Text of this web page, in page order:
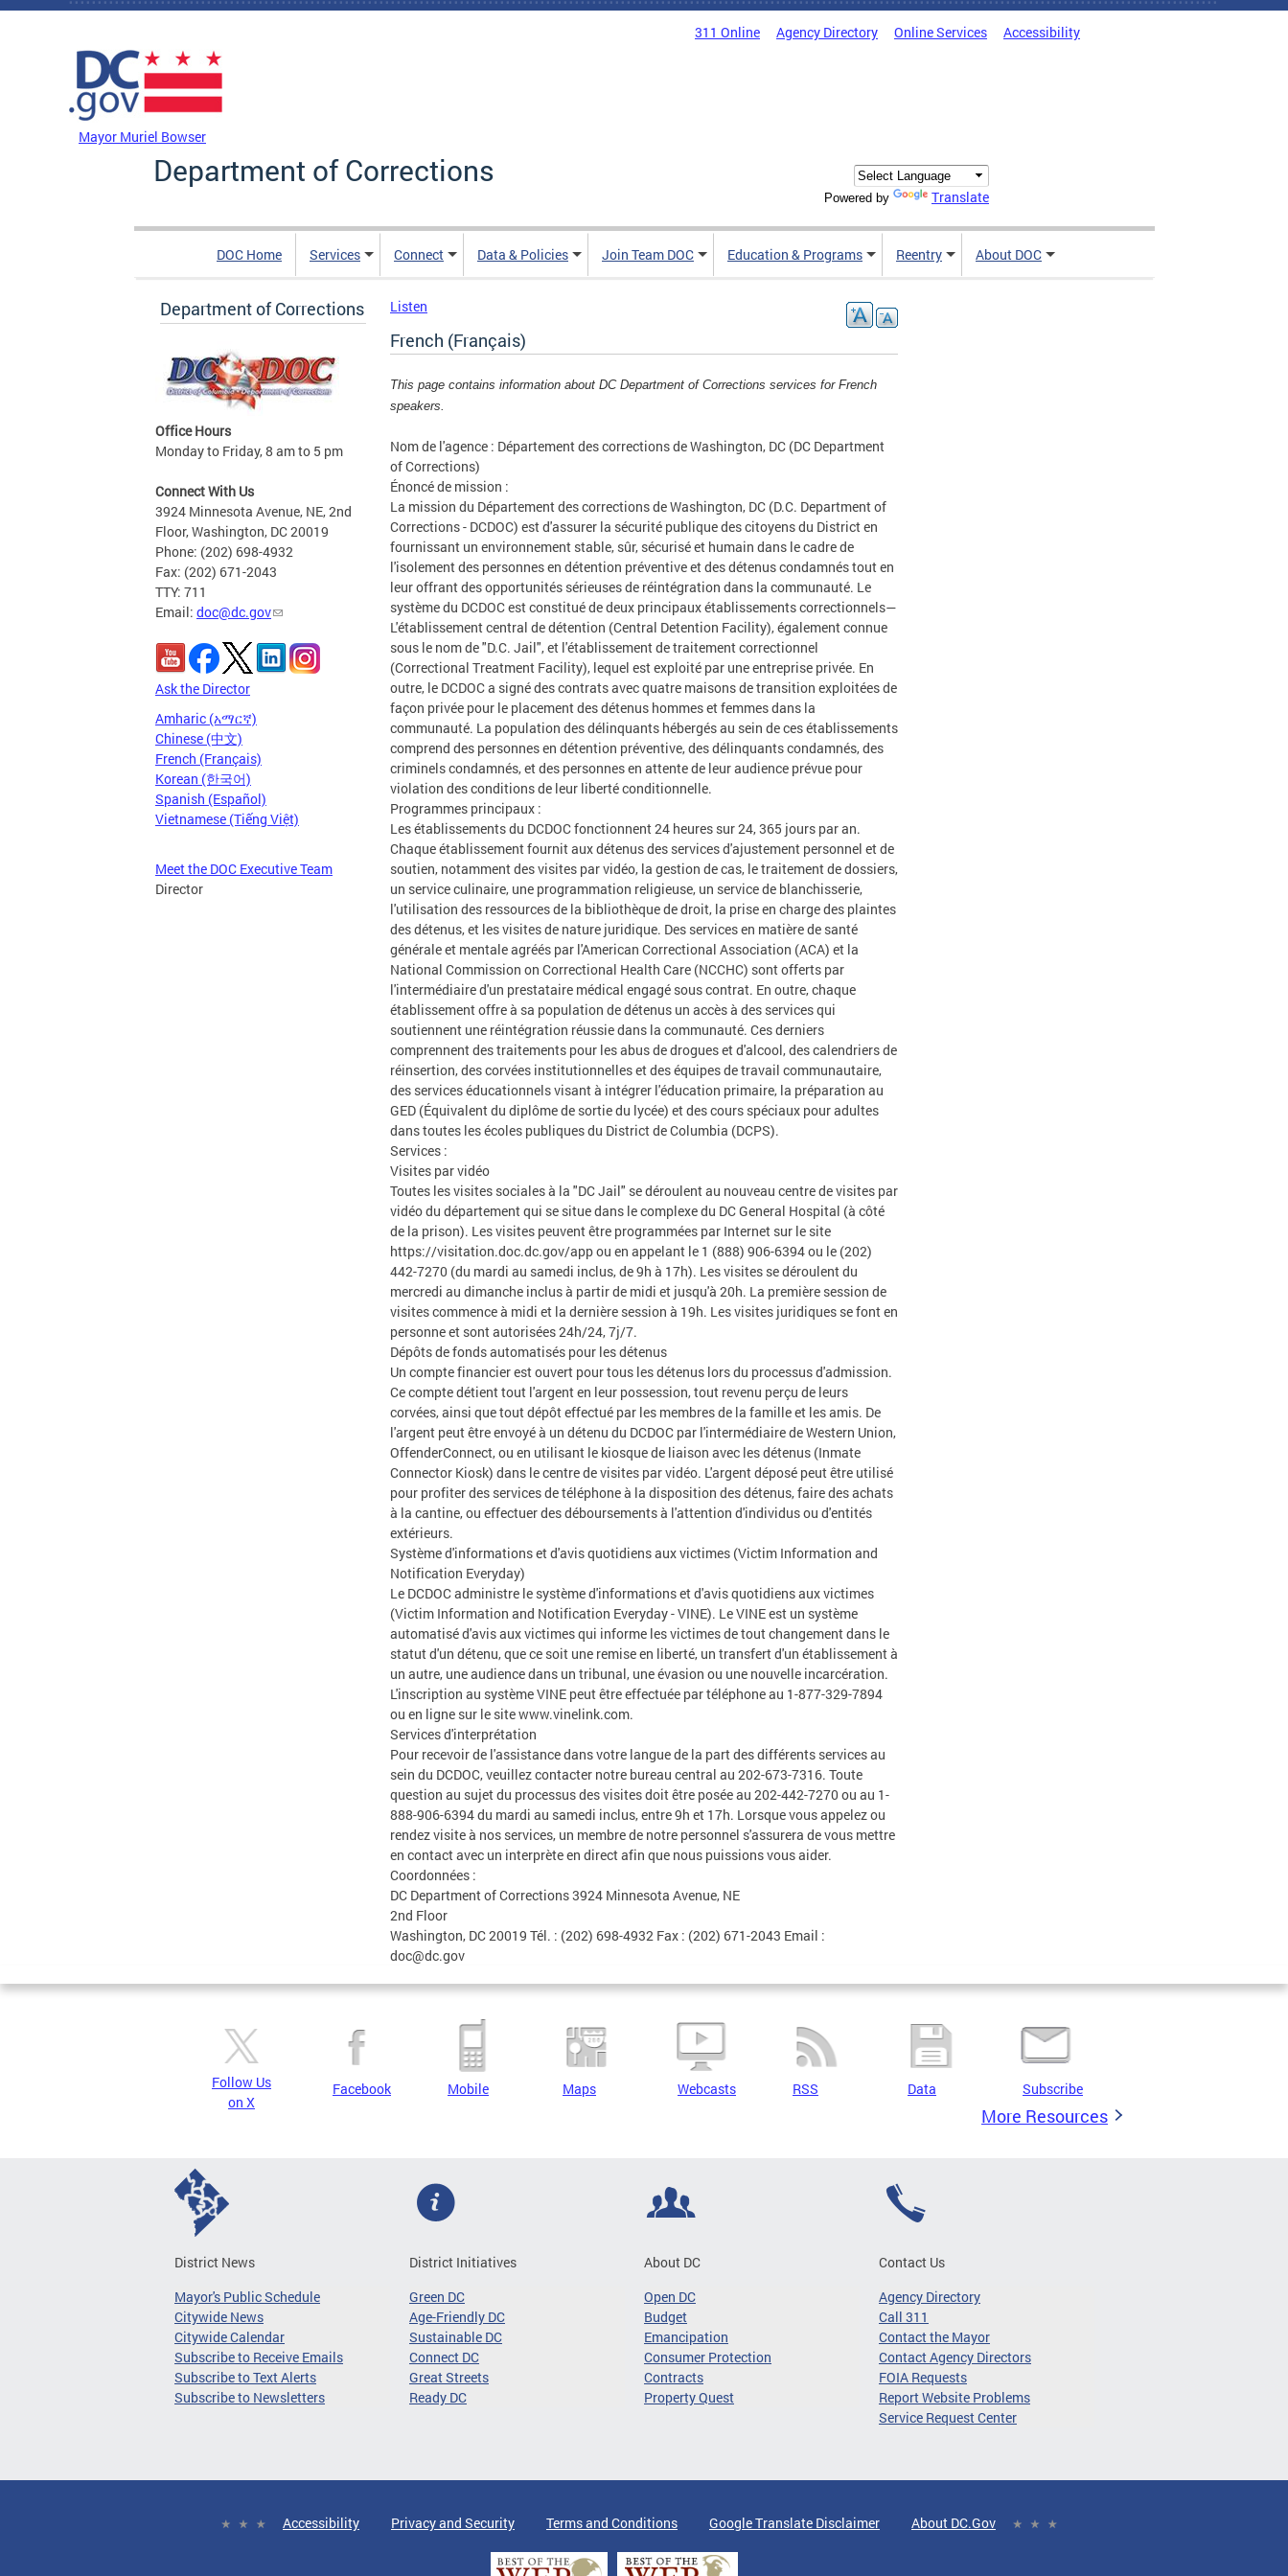
Skip to main content
311 Online Agency Directory Online Services Accessibility
Mayor Muriel Bowser
Department of Corrections
Powered by Translate
DOC Home Services Connect Data & Policies Join Team DOC Education & Programs Reentry About DOC
Department of Corrections
Office Hours
Monday to Friday, 8 am to 5 pm
Connect With Us
3924 Minnesota Avenue, NE, 2nd
Floor, Washington, DC 20019
Phone: (202) 698-4932
Fax: (202) 671-2043
TTY: 711
Email: doc@dc.gov
Ask the Director
Amharic (አማርኛ)
Chinese (中文)
French (Français)
Korean (한국어)
Spanish (Español)
Vietnamese (Tiếng Việt)
Meet the DOC Executive Team
Director
Listen
French (Français)
This page contains information about DC Department of Corrections services for French
speakers.
Nom de l'agence : Département des corrections de Washington, DC (DC Department
of Corrections)
Énoncé de mission :
La mission du Département des corrections de Washington, DC (D.C. Department of
Corrections - DCDOC) est d'assurer la sécurité publique des citoyens du District en
fournissant un environnement stable, sûr, sécurisé et humain dans le cadre de
l'isolement des personnes en détention préventive et des détenus condamnés tout en
leur offrant des opportunités sérieuses de réintégration dans la communauté. Le
système du DCDOC est constitué de deux principaux établissements correctionnels—
L'établissement central de détention (Central Detention Facility), également connue
sous le nom de "D.C. Jail", et l'établissement de traitement correctionnel
(Correctional Treatment Facility), lequel est exploité par une entreprise privée. En
outre, le DCDOC a signé des contrats avec quatre maisons de transition exploitées de
façon privée pour le placement des détenus hommes et femmes dans la
communauté. La population des délinquants hébergés au sein de ces établissements
comprend des personnes en détention préventive, des délinquants condamnés, des
criminels condamnés, et des personnes en attente de leur audience prévue pour
violation des conditions de leur liberté conditionnelle.
Programmes principaux :
Les établissements du DCDOC fonctionnent 24 heures sur 24, 365 jours par an.
Chaque établissement fournit aux détenus des services d'ajustement personnel et de
soutien, notamment des visites par vidéo, la gestion de cas, le traitement de dossiers,
un service culinaire, une programmation religieuse, un service de blanchisserie,
l'utilisation des ressources de la bibliothèque de droit, la prise en charge des plaintes
des détenus, et les visites de nature juridique. Des services en matière de santé
générale et mentale agréés par l'American Correctional Association (ACA) et la
National Commission on Correctional Health Care (NCCHC) sont offerts par
l'intermédiaire d'un prestataire médical engagé sous contrat. En outre, chaque
établissement offre à sa population de détenus un accès à des services qui
soutiennent une réintégration réussie dans la communauté. Ces derniers
comprennent des traitements pour les abus de drogues et d'alcool, des calendriers de
réinsertion, des corvées institutionnelles et des équipes de travail communautaire,
des services éducationnels visant à intégrer l'éducation primaire, la préparation au
GED (Équivalent du diplôme de sortie du lycée) et des cours spéciaux pour adultes
dans toutes les écoles publiques du District de Columbia (DCPS).
Services :
Visites par vidéo
Toutes les visites sociales à la "DC Jail" se déroulent au nouveau centre de visites par
vidéo du département qui se situe dans le complexe du DC General Hospital (à côté
de la prison). Les visites peuvent être programmées par Internet sur le site
https://visitation.doc.dc.gov/app ou en appelant le 1 (888) 906-6394 ou le (202)
442-7270 (du mardi au samedi inclus, de 9h à 17h). Les visites se déroulent du
mercredi au dimanche inclus à partir de midi et jusqu'à 20h. La première session de
visites commence à midi et la dernière session à 19h. Les visites juridiques se font en
personne et sont autorisées 24h/24, 7j/7.
Dépôts de fonds automatisés pour les détenus
Un compte financier est ouvert pour tous les détenus lors du processus d'admission.
Ce compte détient tout l'argent en leur possession, tout revenu perçu de leurs
corvées, ainsi que tout dépôt effectué par les membres de la famille et les amis. De
l'argent peut être envoyé à un détenu du DCDOC par l'intermédiaire de Western Union,
OffenderConnect, ou en utilisant le kiosque de liaison avec les détenus (Inmate
Connector Kiosk) dans le centre de visites par vidéo. L'argent déposé peut être utilisé
pour profiter des services de téléphone à la disposition des détenus, faire des achats
à la cantine, ou effectuer des déboursements à l'attention d'individus ou d'entités
extérieurs.
Système d'informations et d'avis quotidiens aux victimes (Victim Information and
Notification Everyday)
Le DCDOC administre le système d'informations et d'avis quotidiens aux victimes
(Victim Information and Notification Everyday - VINE). Le VINE est un système
automatisé d'avis aux victimes qui informe les victimes de tout changement dans le
statut d'un détenu, que ce soit une remise en liberté, un transfert d'un établissement à
un autre, une audience dans un tribunal, une évasion ou une nouvelle incarcération.
L'inscription au système VINE peut être effectuée par téléphone au 1-877-329-7894
ou en ligne sur le site www.vinelink.com.
Services d'interprétation
Pour recevoir de l'assistance dans votre langue de la part des différents services au
sein du DCDOC, veuillez contacter notre bureau central au 202-673-7316. Toute
question au sujet du processus des visites doit être posée au 202-442-7270 ou au 1-
888-906-6394 du mardi au samedi inclus, entre 9h et 17h. Lorsque vous appelez ou
rendez visite à nos services, un membre de notre personnel s'assurera de vous mettre
en contact avec un interprète en direct afin que nous puissions vous aider.
Coordonnées :
DC Department of Corrections 3924 Minnesota Avenue, NE
2nd Floor
Washington, DC 20019 Tél. : (202) 698-4932 Fax : (202) 671-2043 Email :
doc@dc.gov
Follow Us
on X
Facebook Mobile Maps Webcasts RSS Data Subscribe
More Resources
District News
Mayor's Public Schedule
Citywide News
Citywide Calendar
Subscribe to Receive Emails
Subscribe to Text Alerts
Subscribe to Newsletters
District Initiatives
Green DC
Age-Friendly DC
Sustainable DC
Connect DC
Great Streets
Ready DC
About DC
Open DC
Budget
Emancipation
Consumer Protection
Contracts
Property Quest
Contact Us
Agency Directory
Call 311
Contact the Mayor
Contact Agency Directors
FOIA Requests
Report Website Problems
Service Request Center
Accessibility Privacy and Security Terms and Conditions Google Translate Disclaimer About DC.Gov